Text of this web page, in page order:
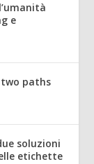
e
two paths
soluzioni
etichette